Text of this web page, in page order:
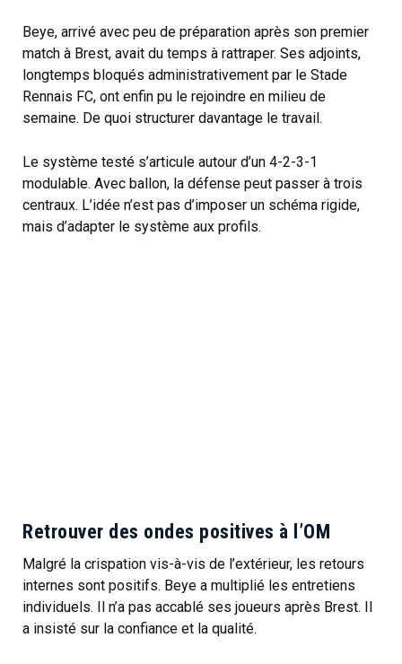
Beye, arrivé avec peu de préparation après son premier
match à Brest, avait du temps à rattraper. Ses adjoints,
longtemps bloqués administrativement par le Stade
Rennais FC, ont enfin pu le rejoindre en milieu de
semaine. De quoi structurer davantage le travail.
Le système testé s’articule autour d’un 4-2-3-1
modulable. Avec ballon, la défense peut passer à trois
centraux. L’idée n’est pas d’imposer un schéma rigide,
mais d’adapter le système aux profils.
Retrouver des ondes positives à l’OM
Malgré la crispation vis-à-vis de l’extérieur, les retours
internes sont positifs. Beye a multiplié les entretiens
individuels. Il n’a pas accablé ses joueurs après Brest. Il
a insisté sur la confiance et la qualité.